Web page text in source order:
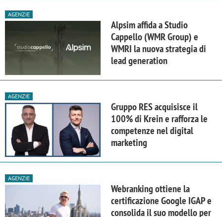
AGENZIE
Alpsim affida a Studio
Cappello (WMR Group) e
WMRI la nuova strategia di
lead generation
AGENZIE
Gruppo RES acquisisce il
100% di Krein e rafforza le
competenze nel digital
marketing
AGENZIE
Webranking ottiene la
certificazione Google IGAP e
consolida il suo modello per